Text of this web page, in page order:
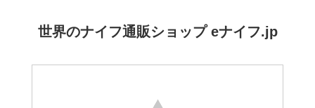
世界のナイフ通販ショップ eナイフ.jp